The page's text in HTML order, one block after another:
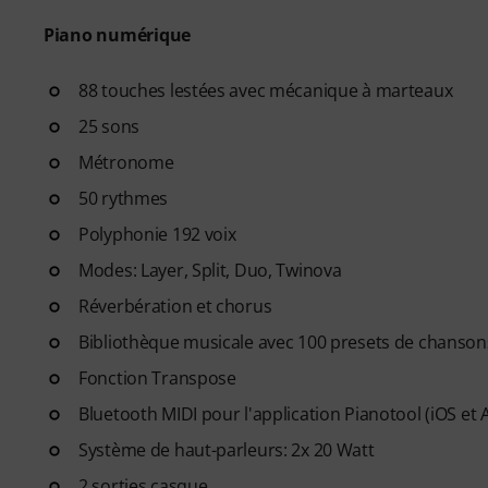
- un outil de suivi de pratique
Piano numérique
88 touches lestées avec mécanique à marteaux
25 sons
Métronome
50 rythmes
Polyphonie 192 voix
Modes: Layer, Split, Duo, Twinova
Réverbération et chorus
Bibliothèque musicale avec 100 presets de
Fonction Transpose
Bluetooth MIDI pour l'application Pianotool (iOS et
Système de haut-parleurs: 2x 20 Watt